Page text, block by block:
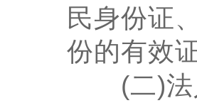
民身份证
份的有效
(二)